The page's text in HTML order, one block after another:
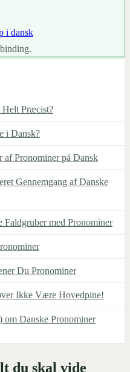
i dansk
Helt Præcist?
i Dansk?
af Pronominer på Dansk
Gennemgang af Danske
med Pronominer
Du Pronominer
Ikke Være Hovedpine!
om Danske Pronominer
du skal vide